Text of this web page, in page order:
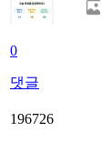
0
댓글
196726